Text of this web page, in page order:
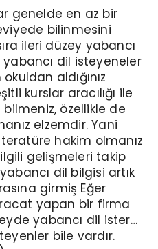
genelde en az bir
bilinmesini
ileri düzey yabancı
dil isteyeneler
aldığınız
kurslar aracılığı ile
özellikle de
elzemdir. Yani
hakim olmanız
gelişmeleri takip
dil bilgisi artık
girmiş Eğer
yapan bir firma
yabancı dil ister…
bile vardır.